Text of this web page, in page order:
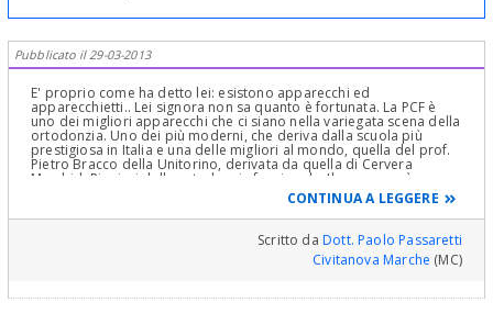
Pubblicato il 29-03-2013
E' proprio come ha detto lei: esistono apparecchi ed
apparecchietti.. Lei signora non sa quanto è fortunata. La PCF è
uno dei migliori apparecchi che ci siano nella variegata scena della
ortodonzia. Uno dei più moderni, che deriva dalla scuola più
prestigiosa in Italia e una delle migliori al mondo, quella del prof.
Pietro Bracco della Unitorino, derivata da quella di Cervera
Mardrid. Pionieri della ortodonzia funzionale. Il paragone è una
Ferrari che volteggia libera nelle strade ampie contro una serie di
Skoda inscatolate in un vagone ferroviario. Eccellente la scelta dei
6 anni, cioè così precoce. Lei è capitata benissimo, da un maestro
della ortodonzia. L'apparecchio in questione è in grado di
risolvere contemporaneamente una nutrita schiera di problemi,
fra cui la postura linguale (la CAUSA delle malocclusioni nei casi in
CONTINUA A LEGGERE
Scritto daDott. Paolo Passaretti
Civitanova Marche (MC)